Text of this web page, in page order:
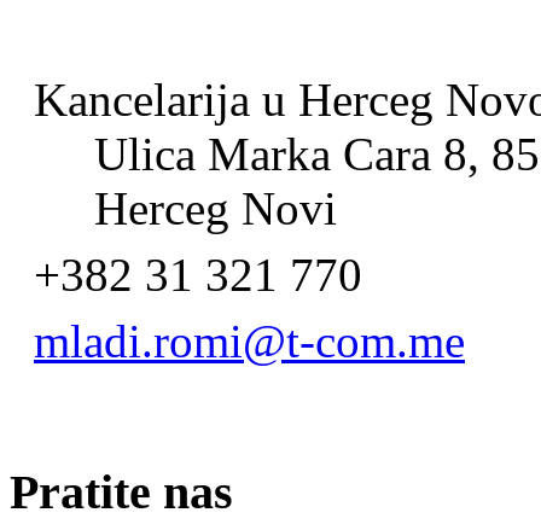
Kancelarija u Herceg
Ulica Marka Cara 8,
Herceg Novi
+382 31 321 770
mladi.romi@t-com.me
Pratite nas